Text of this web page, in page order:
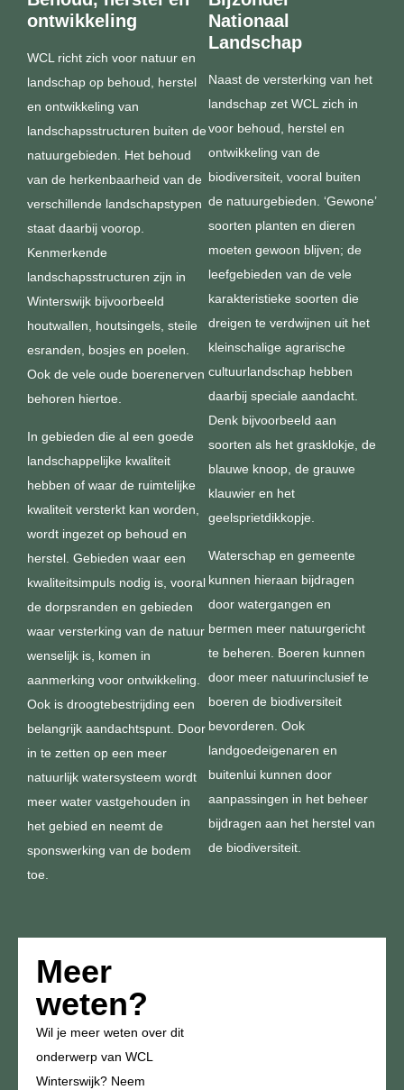
ontwikkeling
WCL richt zich voor natuur en
landschap op behoud, herstel
en ontwikkeling van
landschapsstructuren buiten de
natuurgebieden. Het behoud
van de herkenbaarheid van de
verschillende landschapstypen
staat daarbij voorop.
Kenmerkende
landschapsstructuren zijn in
Winterswijk bijvoorbeeld
houtwallen, houtsingels, steile
esranden, bosjes en poelen.
Ook de vele oude boerenerven
behoren hiertoe.
In gebieden die al een goede
landschappelijke kwaliteit
hebben of waar de ruimtelijke
kwaliteit versterkt kan worden,
wordt ingezet op behoud en
herstel. Gebieden waar een
kwaliteitsimpuls nodig is, vooral
de dorpsranden en gebieden
waar versterking van de natuur
wenselijk is, komen in
aanmerking voor ontwikkeling.
Ook is droogtebestrijding een
belangrijk aandachtspunt. Door
in te zetten op een meer
natuurlijk watersysteem wordt
meer water vastgehouden in
het gebied en neemt de
sponswerking van de bodem
toe.
Nationaal
Landschap
Naast de versterking van het
landschap zet WCL zich in
voor behoud, herstel en
ontwikkeling van de
biodiversiteit, vooral buiten
de natuurgebieden. ‘Gewone’
soorten planten en dieren
moeten gewoon blijven; de
leefgebieden van de vele
karakteristieke soorten die
dreigen te verdwijnen uit het
kleinschalige agrarische
cultuurlandschap hebben
daarbij speciale aandacht.
Denk bijvoorbeeld aan
soorten als het grasklokje, de
blauwe knoop, de grauwe
klauwier en het
geelsprietdikkopje.
Waterschap en gemeente
kunnen hieraan bijdragen
door watergangen en
bermen meer natuurgericht
te beheren. Boeren kunnen
door meer natuurinclusief te
boeren de biodiversiteit
bevorderen. Ook
landgoedeigenaren en
buitenlui kunnen door
aanpassingen in het beheer
bijdragen aan het herstel van
de biodiversiteit.
Meer
weten?
Wil je meer weten over dit
onderwerp van WCL
Winterswijk? Neem